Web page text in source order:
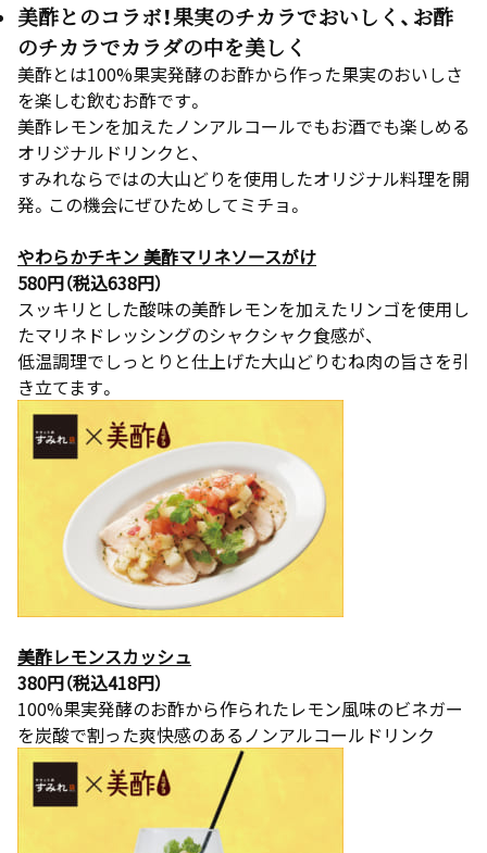
美酢とのコラボ！果実のチカラでおいしく、お酢
のチカラでカラダの中を美しく
美酢とは100%果実発酵のお酢から作った果実のおいしさ
を楽しむ飲むお酢です。
美酢レモンを加えたノンアルコールでもお酒でも楽しめる
オリジナルドリンクと、
すみれならではの大山どりを使用したオリジナル料理を開
発。この機会にぜひためしてミチョ。
やわらかチキン 美酢マリネソースがけ
580円（税込638円）
スッキリとした酸味の美酢レモンを加えたリンゴを使用し
たマリネドレッシングのシャクシャク食感が、
低温調理でしっとりと仕上げた大山どりむね肉の旨さを引
き立てます。
美酢レモンスカッシュ
380円（税込418円）
100%果実発酵のお酢から作られたレモン風味のビネガー
を炭酸で割った爽快感のあるノンアルコールドリンク